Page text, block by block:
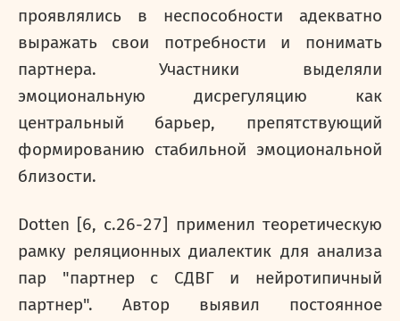
проявлялись в неспособности адекватно
выражать свои потребности и понимать
партнера. Участники выделяли
эмоциональную дисрегуляцию как
центральный барьер, препятствующий
формированию стабильной эмоциональной
близости.
Dotten [6, c.26-27] применил теоретическую
рамку реляционных диалектик для анализа
пар "партнер с СДВГ и нейротипичный
партнер". Автор выявил постоянное